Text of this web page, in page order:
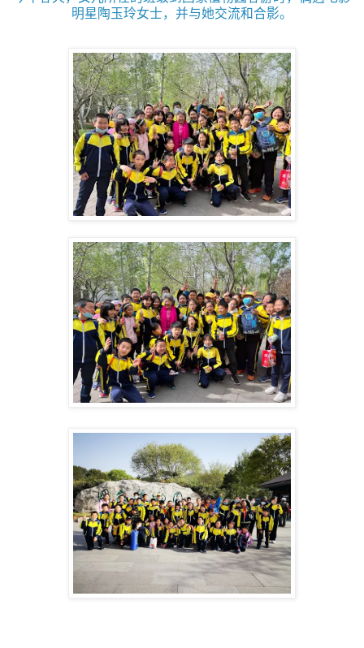
明星陶玉玲女士，并与她交流和合影。